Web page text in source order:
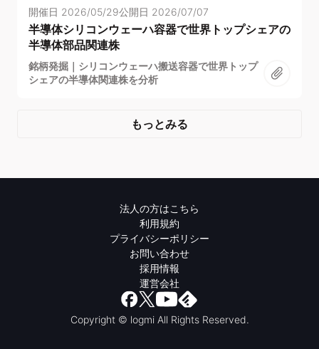
開催日 2026/05/29公開日 2026/07/07
半導体シリコンウェーハ容器で世界トップシェアの
半導体部品関連株
銘柄発掘｜シリコンウェーハ搬送容器で世界トップ
シェアの半導体関連株を分析
もっとみる
法人の方はこちら
利用規約
プライバシーポリシー
お問い合わせ
採用情報
運営会社
Copyright © logmi All Rights Reserved.